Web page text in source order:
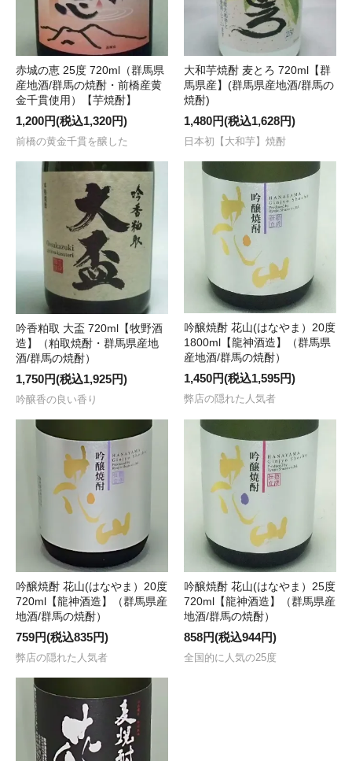
赤城の恵 25度 720ml（群馬県
産地酒/群馬の焼酎・前橋産黄
金千貫使用）【芋焼酎】
1,200円(税込1,320円)
前橋の黄金千貫を醸した
大和芋焼酎 麦とろ 720ml【群
馬県産】(群馬県産地酒/群馬の
焼酎)
1,480円(税込1,628円)
日本初【大和芋】焼酎
吟香粕取 大盃 720ml【牧野酒
造】（粕取焼酎・群馬県産地
酒/群馬の焼酎）
1,750円(税込1,925円)
吟醸香の良い香り
吟醸焼酎 花山(はなやま）20度
1800ml【龍神酒造】（群馬県
産地酒/群馬の焼酎）
1,450円(税込1,595円)
弊店の隠れた人気者
吟醸焼酎 花山(はなやま）20度
720ml【龍神酒造】（群馬県産
地酒/群馬の焼酎）
759円(税込835円)
弊店の隠れた人気者
吟醸焼酎 花山(はなやま）25度
720ml【龍神酒造】（群馬県産
地酒/群馬の焼酎）
858円(税込944円)
全国的に人気の25度